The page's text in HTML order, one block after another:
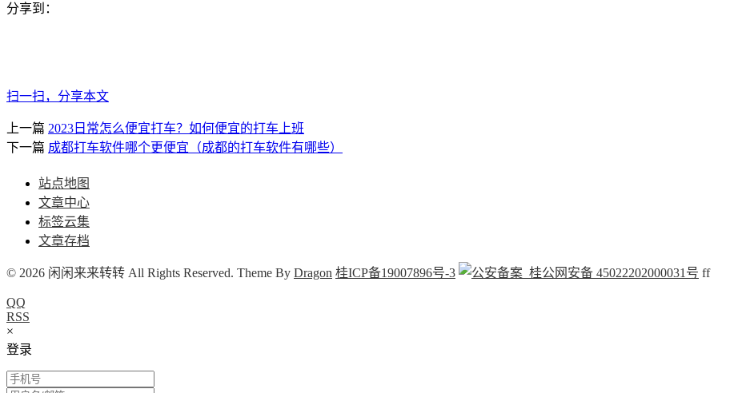
分享到：
扫一扫，分享本文
上一篇 2023日常怎么便宜打车？如何便宜的打车上班
下一篇 成都打车软件哪个更便宜（成都的打车软件有哪些）
站点地图
文章中心
标签云集
文章存档
© 2026 闲闲来来转转 All Rights Reserved. Theme By Dragon 桂ICP备19007896号-3 桂公网安备 45022202000031号 ff
QQ
RSS
×
登录